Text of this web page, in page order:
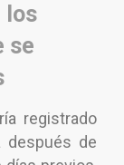
los
se
registrado
después de